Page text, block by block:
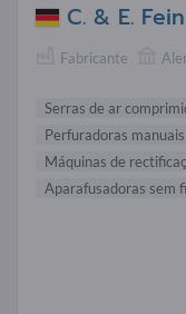
C. & E.
Fabricante
Serras de ar
Perfuradoras manuais
Máquinas de
Aparafusadoras sem